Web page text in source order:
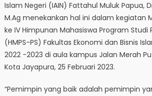
Islam Negeri (IAIN) Fattahul Muluk Papua,
M.Ag menekankan hal ini dalam kegiatan
ke IV Himpunan Mahasiswa Program Studi
(HMPS-PS) Fakultas Ekonomi dan Bisnis
2022 -2023 di aula kampus Jalan Merah
Kota Jayapura, 25 Februari 2023.
“Pemimpin yang baik adalah pemimpin